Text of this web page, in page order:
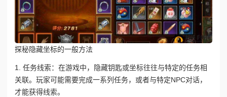
探秘隐藏坐标的一般方法
1. 任务线索：在游戏中，隐藏钥匙或坐标往往与特定的任务相
关联。玩家可能需要完成一系列任务，或者与特定NPC对话，
才能获得线索。